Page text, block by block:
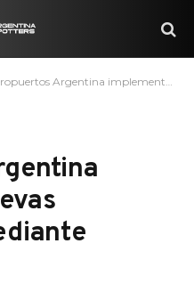
Argentina implementa nuevas tecnologias mediante Samsung